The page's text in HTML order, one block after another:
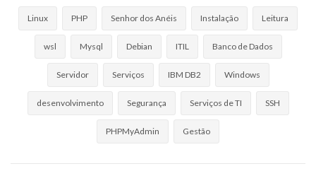
Linux PHP Senhor dos Anéis Instalação Leitura
wsl Mysql Debian ITIL Banco de Dados
Servidor Serviços IBM DB2 Windows
desenvolvimento Segurança Serviços de TI SSH
PHPMyAdmin Gestão